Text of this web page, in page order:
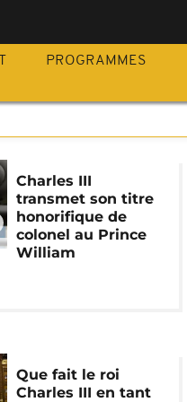
PROGRAMMES
Charles III
transmet son titre
honorifique de
colonel au Prince
William
Que fait le roi
Charles III en tant